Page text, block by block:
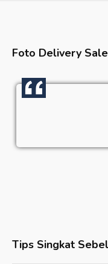
Foto Delivery
Tips Singkat